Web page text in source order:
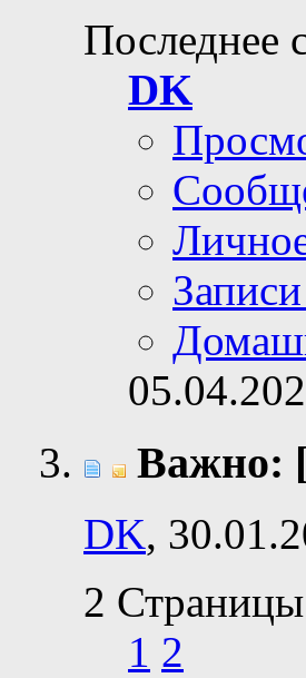
Последнее
DK
Важно:
DK,
2 Страницы
1 2